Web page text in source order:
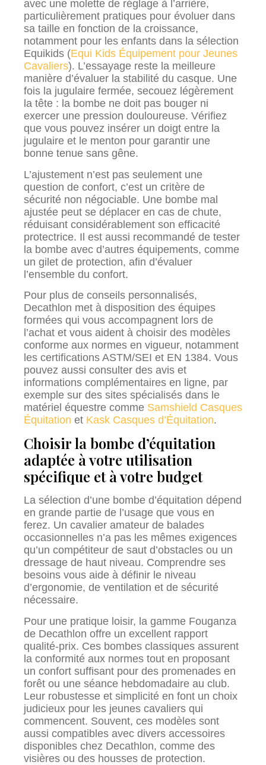
avec une molette de réglage à l’arrière,
particulièrement pratiques pour évoluer dans
sa taille en fonction de la croissance,
notamment pour les enfants dans la sélection
Equikids (Equi Kids Équipement pour Jeunes
Cavaliers). L’essayage reste la meilleure
manière d’évaluer la stabilité du casque. Une
fois la jugulaire fermée, secouez légèrement
la tête : la bombe ne doit pas bouger ni
exercer une pression douloureuse. Vérifiez
que vous pouvez insérer un doigt entre la
jugulaire et le menton pour garantir une
bonne tenue sans gêne.
L’ajustement n’est pas seulement une
question de confort, c’est un critère de
sécurité non négociable. Une bombe mal
ajustée peut se déplacer en cas de chute,
réduisant considérablement son efficacité
protectrice. Il est aussi recommandé de tester
la bombe avec d’autres équipements, comme
un gilet de protection, afin d’évaluer
l’ensemble du confort.
Pour plus de conseils personnalisés,
Decathlon met à disposition des équipes
formées qui vous accompagnent lors de
l’achat et vous aident à choisir des modèles
conforme aux normes en vigueur, notamment
les certifications ASTM/SEI et EN 1384. Vous
pouvez aussi consulter des avis et
informations complémentaires en ligne, par
exemple sur des sites spécialisés dans le
matériel équestre comme Samshield Casques
Équitation et Kask Casques d’Équitation.
Choisir la bombe d’équitation
adaptée à votre utilisation
spécifique et à votre budget
La sélection d’une bombe d’équitation dépend
en grande partie de l’usage que vous en
ferez. Un cavalier amateur de balades
occasionnelles n’a pas les mêmes exigences
qu’un compétiteur de saut d’obstacles ou un
dressage de haut niveau. Comprendre ses
besoins vous aide à définir le niveau
d’ergonomie, de ventilation et de sécurité
nécessaire.
Pour une pratique loisir, la gamme Fouganza
de Decathlon offre un excellent rapport
qualité-prix. Ces bombes classiques assurent
la conformité aux normes tout en proposant
un confort suffisant pour des promenades en
forêt ou une séance hebdomadaire au club.
Leur robustesse et simplicité en font un choix
judicieux pour les jeunes cavaliers qui
commencent. Souvent, ces modèles sont
aussi compatibles avec divers accessoires
disponibles chez Decathlon, comme des
visières ou des housses de protection.